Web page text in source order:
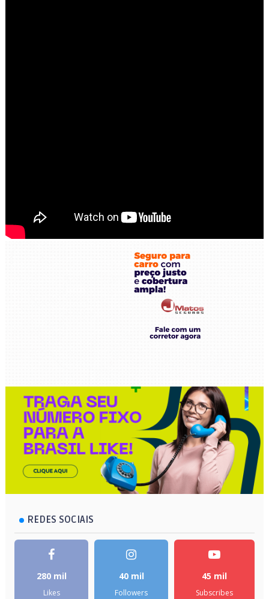
REDES SOCIAIS
280 mil
Likes
40 mil
Followers
45 mil
Subscribes